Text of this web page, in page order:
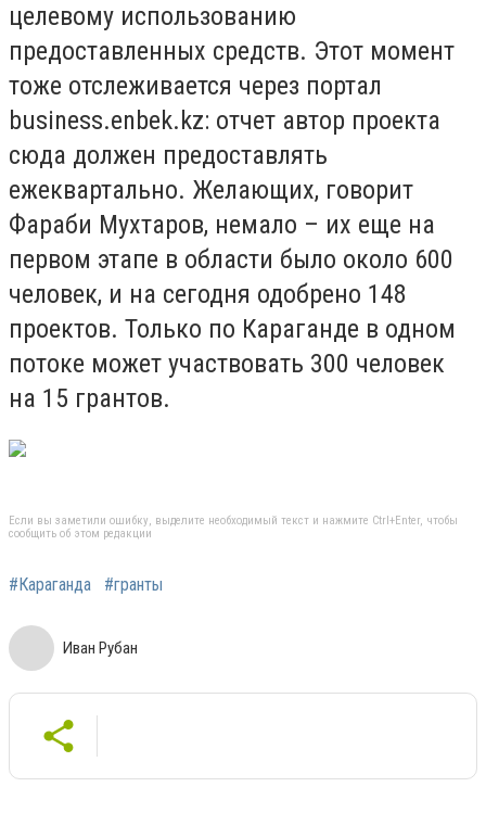
целевому использованию
предоставленных средств. Этот момент
тоже отслеживается через портал
business.enbek.kz: отчет автор проекта
сюда должен предоставлять
ежеквартально. Желающих, говорит
Фараби Мухтаров, немало – их еще на
первом этапе в области было около 600
человек, и на сегодня одобрено 148
проектов. Только по Караганде в одном
потоке может участвовать 300 человек
на 15 грантов.
Если вы заметили ошибку, выделите необходимый текст и нажмите Ctrl+Enter, чтобы
сообщить об этом редакции
#Караганда #гранты
Иван Рубан